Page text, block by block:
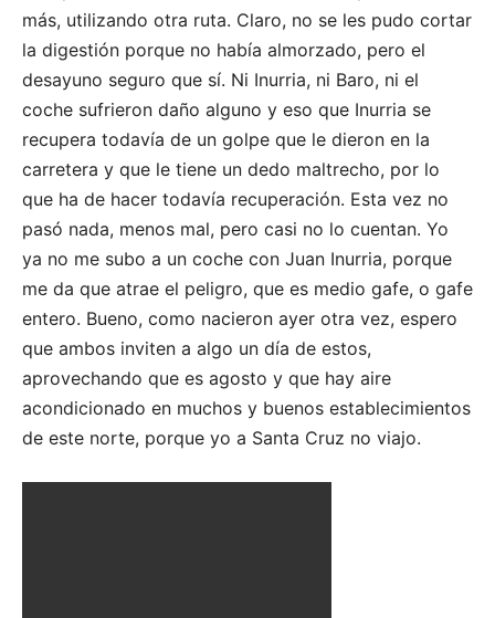
más, utilizando otra ruta. Claro, no se les pudo cortar
la digestión porque no había almorzado, pero el
desayuno seguro que sí. Ni Inurria, ni Baro, ni el
coche sufrieron daño alguno y eso que Inurria se
recupera todavía de un golpe que le dieron en la
carretera y que le tiene un dedo maltrecho, por lo
que ha de hacer todavía recuperación. Esta vez no
pasó nada, menos mal, pero casi no lo cuentan. Yo
ya no me subo a un coche con Juan Inurria, porque
me da que atrae el peligro, que es medio gafe, o gafe
entero. Bueno, como nacieron ayer otra vez, espero
que ambos inviten a algo un día de estos,
aprovechando que es agosto y que hay aire
acondicionado en muchos y buenos establecimientos
de este norte, porque yo a Santa Cruz no viajo.